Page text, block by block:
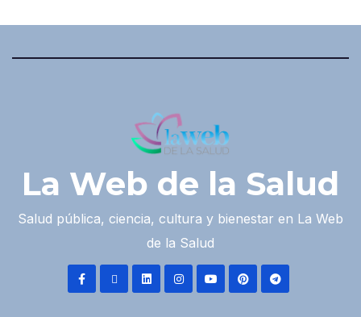
La Web de la Salud
Salud pública, ciencia, cultura y bienestar en La Web
de la Salud